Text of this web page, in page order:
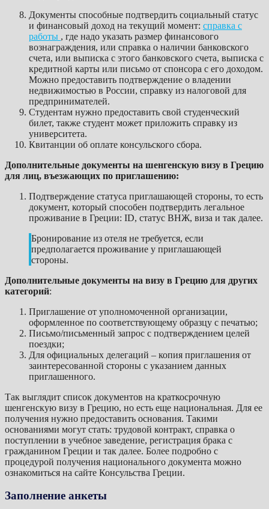
Документы способные подтвердить социальный статус
и финансовый доход на текущий момент: справка с
работы , где надо указать размер финансового
вознаграждения, или справка о наличии банковского
счета, или выписка с этого банковского счета, выписка с
кредитной карты или письмо от спонсора с его доходом.
Можно предоставить подтверждение о владении
недвижимостью в России, справку из налоговой для
предпринимателей.
Студентам нужно предоставить свой студенческий
билет, также студент может приложить справку из
университета.
Квитанции об оплате консульского сбора.
Дополнительные документы на шенгенскую визу в Грецию
для лиц, въезжающих по приглашению:
Подтверждение статуса приглашающей стороны, то есть
документ, который способен подтвердить легальное
проживание в Греции: ID, статус ВНЖ, виза и так далее.
Бронирование из отеля не требуется, если
предполагается проживание у приглашающей
стороны.
Дополнительные документы на визу в Грецию для других
категорий:
Приглашение от уполномоченной организации,
оформленное по соответствующему образцу с печатью;
Письмо/письменный запрос с подтверждением целей
поездки;
Для официальных делегаций – копия приглашения от
заинтересованной стороны с указанием данных
приглашенного.
Так выглядит список документов на краткосрочную
шенгенскую визу в Грецию, но есть еще национальная. Для ее
получения нужно предоставить основания. Такими
основаниями могут стать: трудовой контракт, справка о
поступлении в учебное заведение, регистрация брака с
гражданином Греции и так далее. Более подробно с
процедурой получения национального документа можно
ознакомиться на сайте Консульства Греции.
Заполнение анкеты